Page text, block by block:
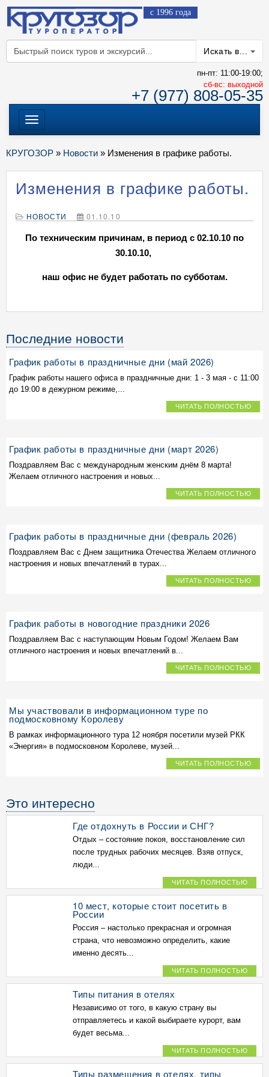
с 1996 года
Искать в...
пн-пт: 11:00-19:00;
cб-вс: выходной
+7 (977) 808-05-35
Меню
КРУГОЗОР » Новости » Изменения в графике работы.
Изменения в графике работы.
НОВОСТИ 01.10.10
По техническим причинам, в период с 02.10.10 по
30.10.10,
наш офис не будет работать по субботам.
Последние новости
График работы в праздничные дни (май 2026)
График работы нашего офиса в праздничные дни: 1 - 3 мая - с 11:00
до 19:00 в дежурном режиме,...
ЧИТАТЬ ПОЛНОСТЬЮ
График работы в праздничные дни (март 2026)
Поздравляем Вас с международным женским днём 8 марта!
Желаем отличного настроения и новых...
ЧИТАТЬ ПОЛНОСТЬЮ
График работы в праздничные дни (февраль 2026)
Поздравляем Вас с Днем защитника Отечества Желаем отличного
настроения и новых впечатлений в турах...
ЧИТАТЬ ПОЛНОСТЬЮ
График работы в новогодние праздники 2026
Поздравляем Вас с наступающим Новым Годом! Желаем Вам
отличного настроения и новых впечатлений в...
ЧИТАТЬ ПОЛНОСТЬЮ
Мы участвовали в информационном туре по
подмосковному Королеву
В рамках информационного тура 12 ноября посетили музей РКК
«Энергия» в подмосковном Королеве, музей...
ЧИТАТЬ ПОЛНОСТЬЮ
Это интересно
Где отдохнуть в России и СНГ?
Отдых – состояние покоя, восстановление сил
после трудных рабочих месяцев. Взяв отпуск,
люди...
ЧИТАТЬ ПОЛНОСТЬЮ
10 мест, которые стоит посетить в
России
Россия – настолько прекрасная и огромная
страна, что невозможно определить, какие
именно десять...
ЧИТАТЬ ПОЛНОСТЬЮ
Типы питания в отелях
Независимо от того, в какую страну вы
отправляетесь и какой выбираете курорт, вам
будет весьма...
ЧИТАТЬ ПОЛНОСТЬЮ
Типы размещения в отелях, типы